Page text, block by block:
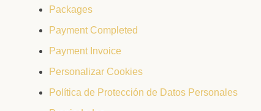
Packages
Payment Completed
Payment Invoice
Personalizar Cookies
Política de Protección de Datos Personales